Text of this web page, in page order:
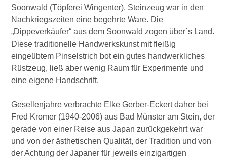
Soonwald (Töpferei Wingenter). Steinzeug war in den
Nachkriegszeiten eine begehrte Ware. Die
„Dippeverkäufer“ aus dem Soonwald zogen über`s Land.
Diese traditionelle Handwerkskunst mit fleißig
eingeübtem Pinselstrich bot ein gutes handwerkliches
Rüstzeug, ließ aber wenig Raum für Experimente und
eine eigene Handschrift.
Gesellenjahre verbrachte Elke Gerber-Eckert daher bei
Fred Kromer (1940-2006) aus Bad Münster am Stein, der
gerade von einer Reise aus Japan zurückgekehrt war
und von der ästhetischen Qualität, der Tradition und von
der Achtung der Japaner für jeweils einzigartigen